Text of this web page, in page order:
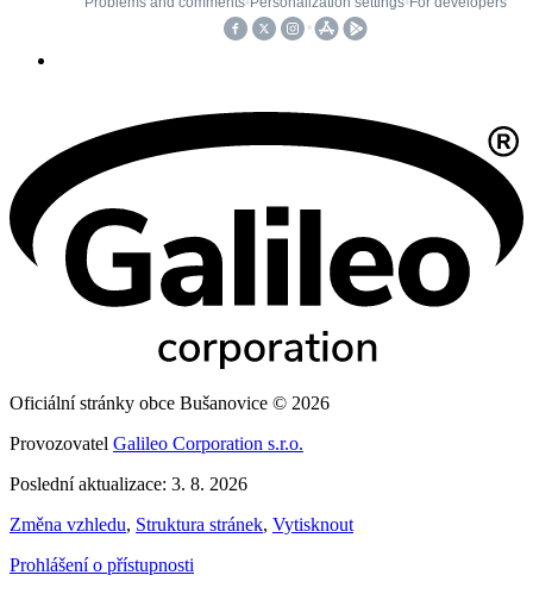
Oficiální stránky obce Bušanovice © 2026
Provozovatel Galileo Corporation s.r.o.
Poslední aktualizace: 3. 8. 2026
Změna vzhledu, Struktura stránek, Vytisknout
Prohlášení o přístupnosti